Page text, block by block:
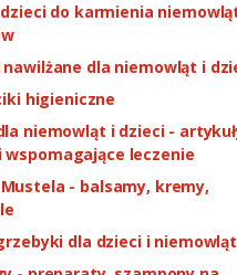
do karmienia
dla niemowląt i
higieniczne
niemowląt i dzieci -
wspomagające leczenie
- balsamy, kremy,
dla dzieci i niemowląt